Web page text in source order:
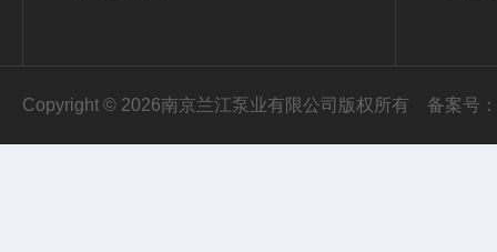
Copyright © 2026南京兰江泵业有限公司版权所有 备案号